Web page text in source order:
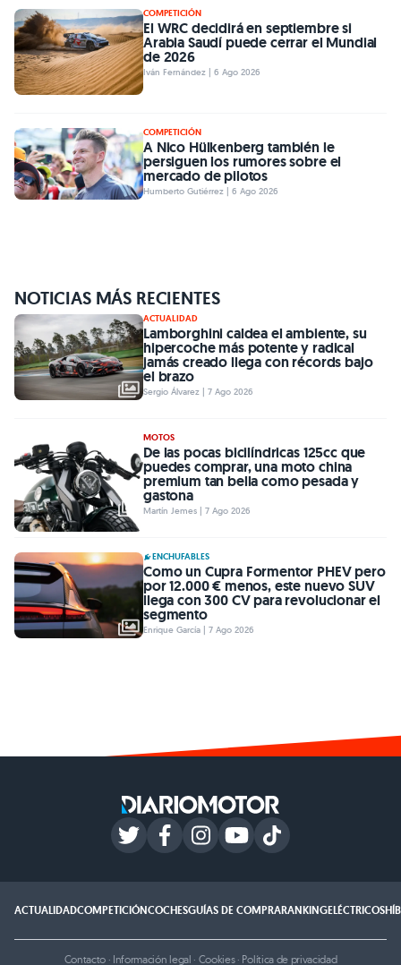
COMPETICIÓN
El WRC decidirá en septiembre si
Arabia Saudí puede cerrar el Mundial
de 2026
Iván Fernández | 6 Ago 2026
COMPETICIÓN
A Nico Hülkenberg también le
persiguen los rumores sobre el
mercado de pilotos
Humberto Gutiérrez | 6 Ago 2026
NOTICIAS MÁS RECIENTES
ACTUALIDAD
Lamborghini caldea el ambiente, su
hipercoche más potente y radical
jamás creado llega con récords bajo
el brazo
Sergio Álvarez | 7 Ago 2026
MOTOS
De las pocas bicilíndricas 125cc que
puedes comprar, una moto china
premium tan bella como pesada y
gastona
Martín Jemes | 7 Ago 2026
ENCHUFABLES
Como un Cupra Formentor PHEV pero
por 12.000 € menos, este nuevo SUV
llega con 300 CV para revolucionar el
segmento
Enrique García | 7 Ago 2026
ACTUALIDADCOMPETICIÓNCOCHESGUÍAS DE COMPRARANKINGELÉCTRICOS
Contacto · Información legal · Cookies· Política de privacidad